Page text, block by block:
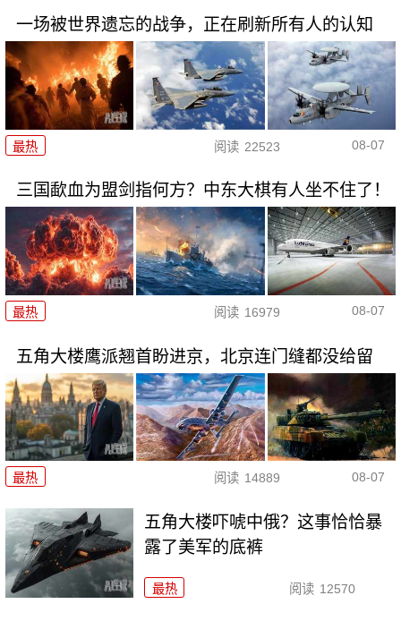
一场被世界遗忘的战争，正在刷新所有人的认知
最热 阅读 22523 08-07
三国歃血为盟剑指何方？中东大棋有人坐不住了！
最热 阅读 16979 08-07
五角大楼鹰派翘首盼进京，北京连门缝都没给留
最热 阅读 14889 08-07
五角大楼吓唬中俄？这事恰恰暴
露了美军的底裤
最热 阅读 12570